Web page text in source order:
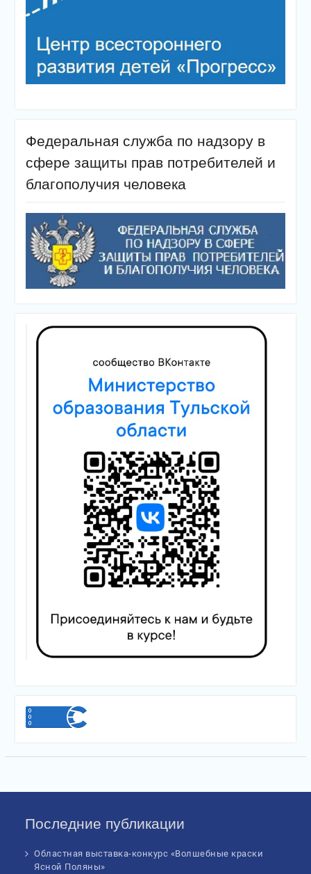
Федеральная служба по надзору в
сфере защиты прав потребителей и
благополучия человека
Последние публикации
Областная выставка-конкурс «Волшебные краски
Ясной Поляны»